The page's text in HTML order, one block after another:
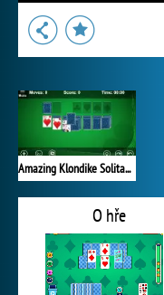
Amazing Klondike Solitaire
O hře